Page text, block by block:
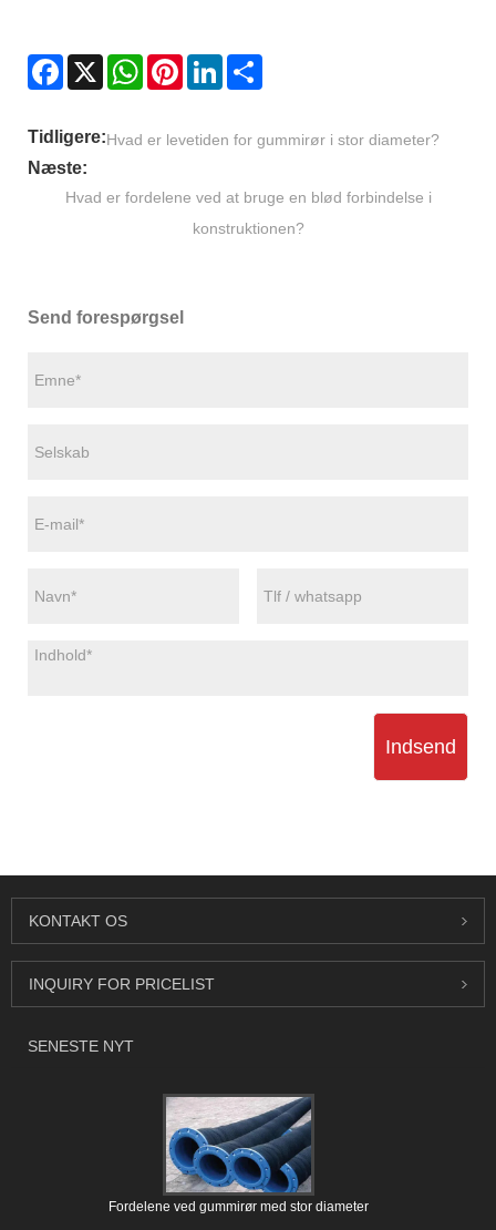
Facebook
X WhatsAppPinterestLinkedIn
Tidligere:Hvad er levetiden for gummirør i stor diameter?
Næste:
Hvad er fordelene ved at bruge en blød forbindelse i
konstruktionen?
Send forespørgsel
Indsend
KONTAKT OS
INQUIRY FOR PRICELIST
SENESTE NYT
Fordelene ved gummirør med stor diameter